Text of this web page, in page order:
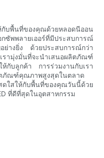
บพื้นที่ของคุณด้วยหลอดนีออน
พพลายเออร์ที่มีประสบการณ์
ย่างยิ่ง ด้วยประสบการณ์กว่า
ามุ่งมั่นที่จะนำเสนอผลิตภัณฑ์
บลูกค้า การร่วมงานกับเรา
ภัณฑ์คุณภาพสูงสุดในตลาด
สให้กับพื้นที่ของคุณวันนี้ด้วย
ที่ดีที่สุดในอุตสาหกรรม